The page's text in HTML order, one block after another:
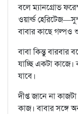
বলে ম্যানগ্রোভ
ওয়ার্ল্ড
বাবার কাছে গল্পও
বাবা কিন্তু বারবার
যাচ্ছি একটা
যাবে।
দীপ্ত জানে না
কাজ। বাবার সঙ্গে